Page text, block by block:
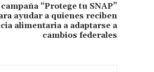
“Protege tu SNAP”
ayudar a quienes reciben
alimentaria a adaptarse a
cambios federales